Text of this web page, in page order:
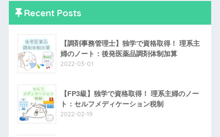
Recent Posts
【調剤事務管理士】独学で資格取得！ 理系主
婦のノート：後発医薬品調剤体制加算
2022-03-01
【FP3級】独学で資格取得！ 理系主婦のノー
ト：セルフメディケーション税制
2022-02-19